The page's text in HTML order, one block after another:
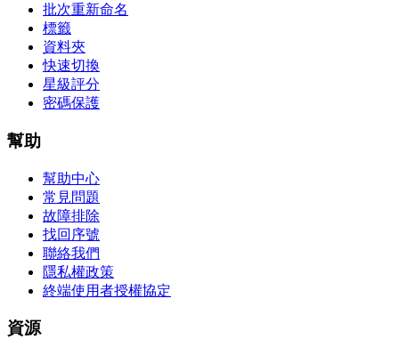
批次重新命名
標籤
資料夾
快速切換
星級評分
密碼保護
幫助
幫助中心
常見問題
故障排除
找回序號
聯絡我們
隱私權政策
終端使用者授權協定
資源